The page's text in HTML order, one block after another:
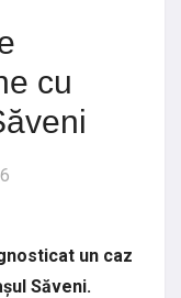
cu
un caz
Săveni.